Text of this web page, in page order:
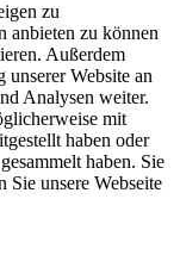
zu
anbieten zu können
Außerdem
Website an
Analysen weiter.
mit
haben oder
haben. Sie
unsere Webseite